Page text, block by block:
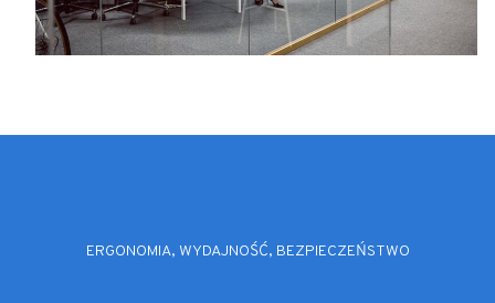
ERGONOMIA, WYDAJNOŚĆ, BEZPIECZEŃSTWO